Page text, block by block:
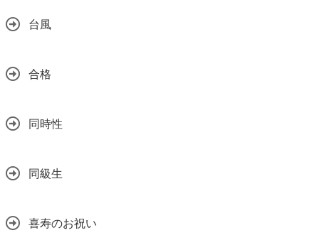
台風
合格
同時性
同級生
喜寿のお祝い